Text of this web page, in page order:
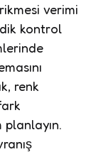
verimi
kontrol
renk
planlayın.